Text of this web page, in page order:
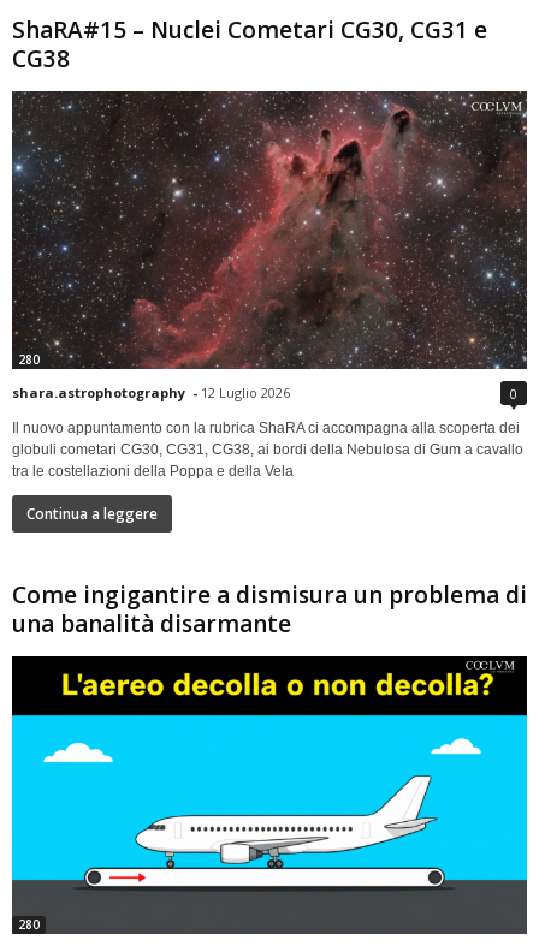
ShaRA#15 – Nuclei Cometari CG30, CG31 e
CG38
280
shara.astrophotography - 12 Luglio 2026 0
Il nuovo appuntamento con la rubrica ShaRA ci accompagna alla scoperta dei
globuli cometari CG30, CG31, CG38, ai bordi della Nebulosa di Gum a cavallo
tra le costellazioni della Poppa e della Vela
Continua a leggere
Come ingigantire a dismisura un problema di
una banalità disarmante
280